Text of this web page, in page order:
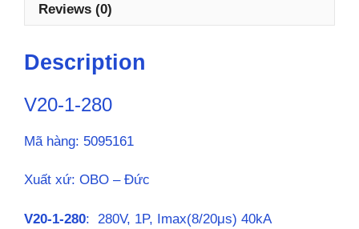
Reviews (0)
Description
V20-1-280
Mã hàng: 5095161
Xuất xứ: OBO – Đức
V20-1-280: 280V, 1P, Imax(8/20μs) 40kA